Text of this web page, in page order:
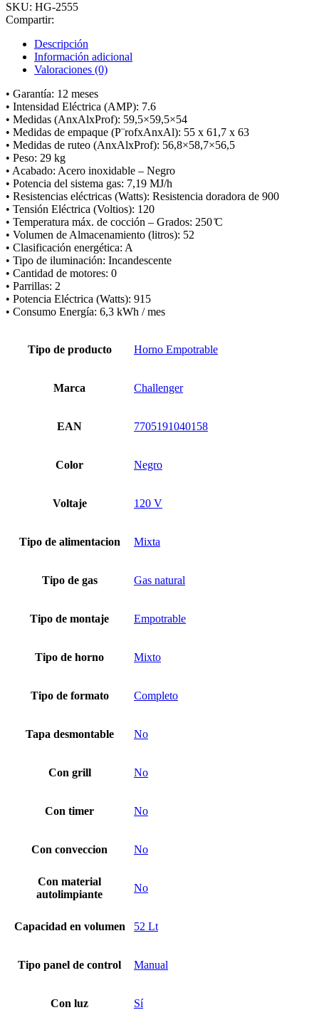
SKU: HG-2555
Compartir:
Descripción
Información adicional
Valoraciones (0)
• Garantía: 12 meses
• Intensidad Eléctrica (AMP): 7.6
• Medidas (AnxAlxProf): 59,5×59,5×54
• Medidas de empaque (P¨rofxAnxAl): 55 x 61,7 x 63
• Medidas de ruteo (AnxAlxProf): 56,8×58,7×56,5
• Peso: 29 kg
• Acabado: Acero inoxidable – Negro
• Potencia del sistema gas: 7,19 MJ/h
• Resistencias eléctricas (Watts): Resistencia doradora de 900
• Tensión Eléctrica (Voltios): 120
• Temperatura máx. de cocción – Grados: 250 ̊C
• Volumen de Almacenamiento (litros): 52
• Clasificación energética: A
• Tipo de iluminación: Incandescente
• Cantidad de motores: 0
• Parrillas: 2
• Potencia Eléctrica (Watts): 915
• Consumo Energía: 6,3 kWh / mes
Tipo de producto Horno Empotrable
Marca Challenger
EAN 7705191040158
Color Negro
Voltaje 120 V
Tipo de alimentacion Mixta
Tipo de gas Gas natural
Tipo de montaje Empotrable
Tipo de horno Mixto
Tipo de formato Completo
Tapa desmontable No
Con grill No
Con timer No
Con conveccion No
Con material
autolimpiante
No
Capacidad en volumen 52 Lt
Tipo panel de control Manual
Con luz Sí